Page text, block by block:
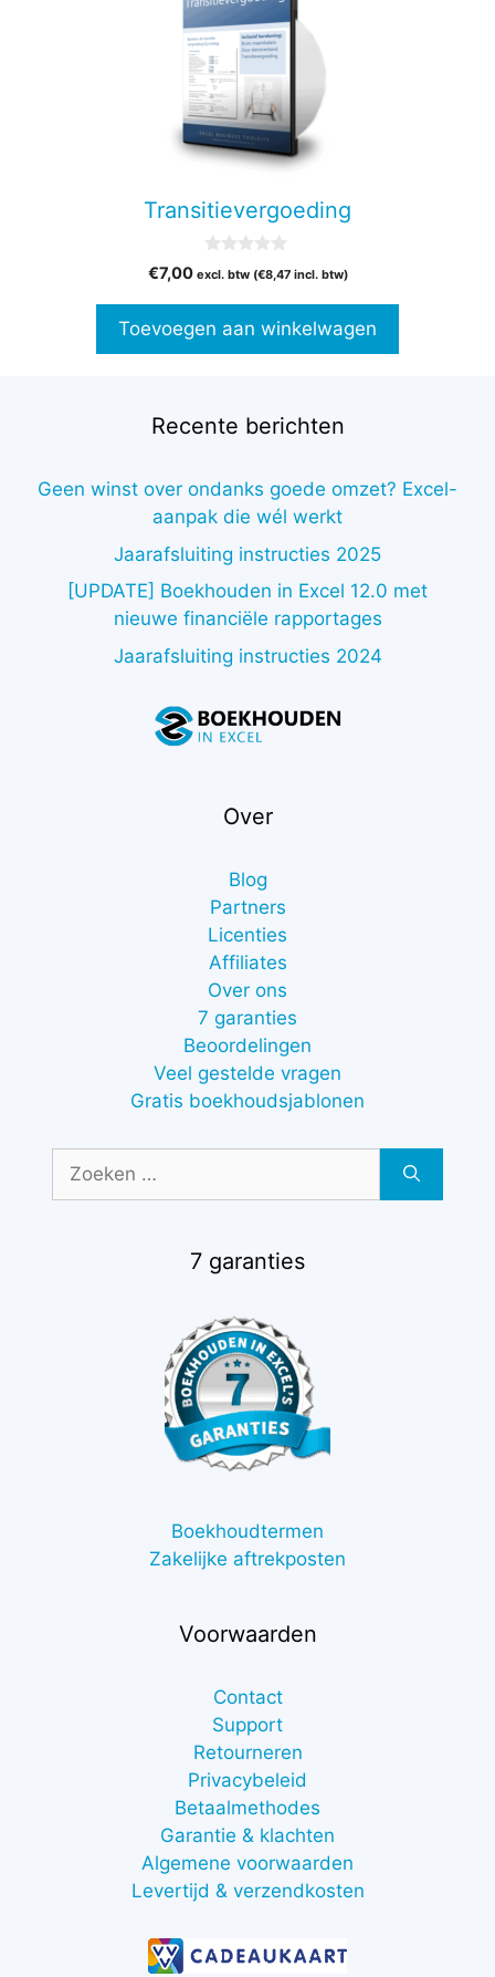
Transitievergoeding
v
5
€7,00 excl. btw (€8,47incl. btw)
Toevoegen aan winkelwagen
Recente berichten
Geen winst over ondanks goede omzet? Excel-
aanpak die wél werkt
Jaarafsluiting instructies 2025
[UPDATE] Boekhouden in Excel 12.0 met
nieuwe financiële rapportages
Jaarafsluiting instructies 2024
Over
Blog
Partners
Licenties
Affiliates
Over ons
7 garanties
Beoordelingen
Veel gestelde vragen
Gratis boekhoudsjablonen
naar:
7 garanties
Boekhoudtermen
Zakelijke aftrekposten
Voorwaarden
Contact
Support
Retourneren
Privacybeleid
Betaalmethodes
Garantie & klachten
Algemene voorwaarden
Levertijd & verzendkosten
7,00